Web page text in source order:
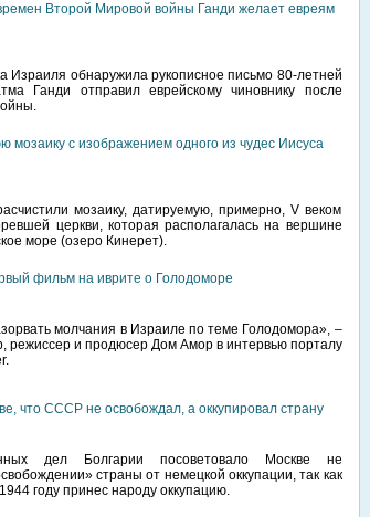
Второй Мировой войны Ганди желает евреям
Израиля обнаружила рукописное письмо 80-летней
Ганди отправил еврейскому чиновнику после
с изображением одного из чудес Иисуса
мозаику, датируемую, примерно, V веком
церкви, которая располагалась на вершине
море (озеро Кинерет).
фильм на иврите о Голодоморе
молчания в Израиле по теме Голодомора», –
режиссер и продюсер Дом Амор в интервью порталу
что СССР не освобождал, а оккупировал страну
дел Болгарии посоветовало Москве не
страны от немецкой оккупации, так как
году принес народу оккупацию.